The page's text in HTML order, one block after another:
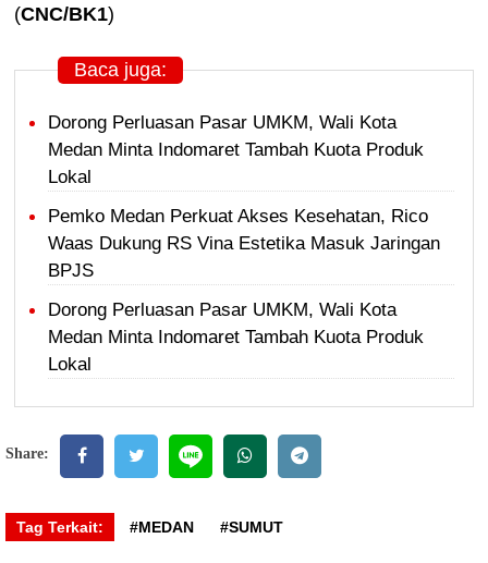
(CNC/BK1)
Baca juga:
Dorong Perluasan Pasar UMKM, Wali Kota
Medan Minta Indomaret Tambah Kuota Produk
Lokal
Pemko Medan Perkuat Akses Kesehatan, Rico
Waas Dukung RS Vina Estetika Masuk Jaringan
BPJS
Dorong Perluasan Pasar UMKM, Wali Kota
Medan Minta Indomaret Tambah Kuota Produk
Lokal
Share:
Tag Terkait: #MEDAN #SUMUT